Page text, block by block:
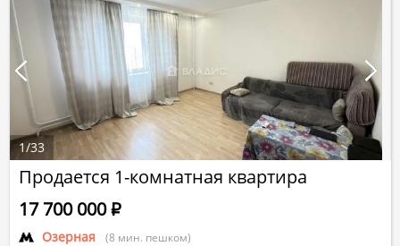
Продается 1-комнатная квартира
Озерная (8 мин. пешком)
17 700 000Р
1/33